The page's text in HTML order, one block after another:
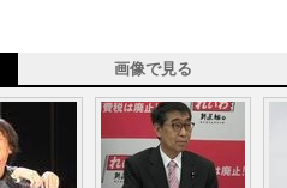
画像で見る